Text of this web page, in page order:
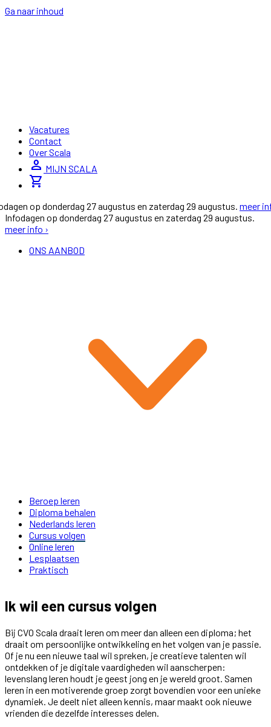
Ga naar inhoud
Vacatures
Contact
Over Scala
person MIJN SCALA
shopping_cart
op donderdag 27 augustus en zaterdag 29 augustus. meer
Infodagen op donderdag 27 augustus en zaterdag 29 augustus.
meer info ›
ONS AANBOD
Beroep leren
Diploma behalen
Nederlands leren
Cursus volgen
Online leren
Lesplaatsen
Praktisch
Ik wil een cursus volgen
Bij CVO Scala draait leren om meer dan alleen een diploma; het
draait om persoonlijke ontwikkeling en het volgen van je passie.
Of je nu een nieuwe taal wil spreken, je creatieve talenten wil
ontdekken of je digitale vaardigheden wil aanscherpen:
levenslang leren houdt je geest jong en je wereld groot. Samen
leren in een motiverende groep zorgt bovendien voor een unieke
dynamiek. Je deelt niet alleen kennis, maar maakt ook nieuwe
vrienden die dezelfde interesses delen.